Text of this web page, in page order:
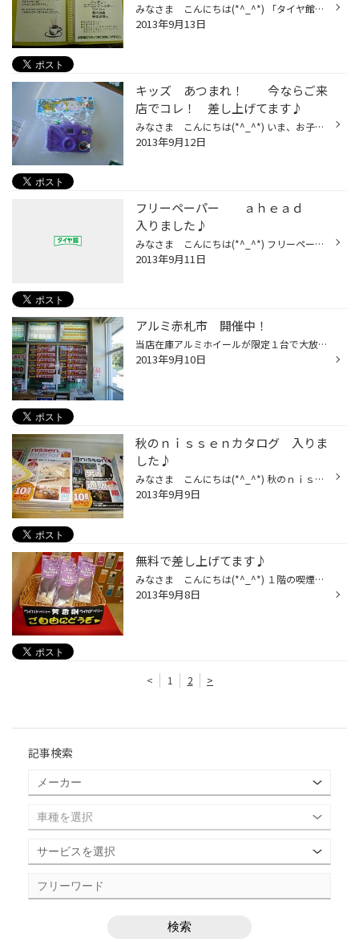
みなさま こんにちは(*^_^*) 「タイヤ館って、タイヤしかおいてないの！？」ってよく言われます(T_T) たしかにタイヤ、しかもブリヂストンタイヤがメインですが 一応、オイルやバッテリー、ワイパーや洗車用品などなど種類は少ない かもしれませんが やってます!(^^)! でもやっぱりメインはタイヤ...
2013年9月13日
キッズ あつまれ！ 今ならご来
店でコレ！ 差し上げてます♪
みなさま こんにちは(*^_^*) いま、お子様連れのお客様にはこちら！ カメラ（おもちゃ）、ヨーヨー、ホイッスル のいずれか差し上げてます！ えっ！ ショボイ！？ いえいえ、ヨーヨーなんか おじさんが小学校の時、コカコーラカラーのヨーヨーが大流行して 犬の散歩やブランコって技なんかあ...
2013年9月12日
フリーペーパー ａｈｅａｄ
入りました♪
みなさま こんにちは(*^_^*) フリーペーパーの ａｈｅａｄが入りました!(^^)! カー用品やドライブ情報など多数掲載！ ご自由にお持ち帰りください(^O^)
2013年9月11日
アルミ赤札市 開催中！
当店在庫アルミホイールが限定１台で大放出価格＼(◎o◎)／！ また、近隣のタイヤ館のアルミ情報もあります！ ぜひ一度ご来店ください！ ホントお買い得です((+_+))
2013年9月10日
秋のｎｉｓｓｅｎカタログ 入りま
した♪
みなさま こんにちは(*^_^*) 秋のｎｉｓｓｅｎカタログが届きました!(^^)! 待合コーナーに置いてありますのでご自由にお持ちください！
2013年9月9日
無料で差し上げてます♪
みなさま こんにちは(*^_^*) １階の喫煙所前で芳香剤と、エコなマイ箸を差し上げてます。 すみません、分かりにくい場所でm(__)m ひそかに差し上げてます。 どうぞご自由にお持ちください(^O^)
2013年9月8日
< 1 2 >
記事検索